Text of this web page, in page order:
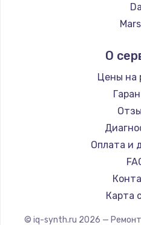
О
Цены на
Оплата и
Карта
© iq-synth.ru 2026 —